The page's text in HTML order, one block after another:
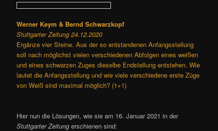
Werner Keym & Bernd Schwarzkopf
Stuttgarter Zeitung 24.12.2020
Ergänze vier Steine. Aus der so entstandenen Anfangsstellung
soll nach möglichst vielen verschiedenen Abfolgen eines weißen
und eines schwarzen Zuges dieselbe Endstellung entstehen. Wie
lautet die Anfangsstellung und wie viele verschiedene erste Züge
von Weiß sind maximal möglich? (1+1)
Hier nun die Lösungen, wie sie am 16. Januar 2021 in der
Stuttgarter Zeitung erschienen sind: